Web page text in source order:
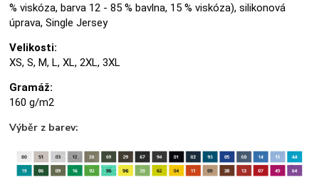
% viskóza, barva 12 - 85 % bavlna, 15 % viskóza), silikonová
úprava, Single Jersey
Velikosti:
XS, S, M, L, XL, 2XL, 3XL
Gramáž:
160 g/m2
Výběr z barev: